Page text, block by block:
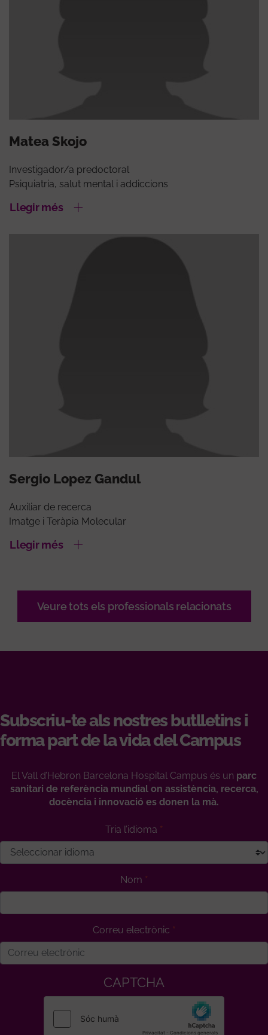
Matea Skojo
Investigador/a predoctoral
Psiquiatria, salut mental i addiccions
Llegir més
Sergio Lopez Gandul
Auxiliar de recerca
Imatge i Teràpia Molecular
Llegir més
Veure tots els professionals relacionats
Subscriu-te als nostres butlletins i
forma part de la vida del Campus
El Vall d’Hebron Barcelona Hospital Campus és un parc
sanitari de referència mundial on assistència, recerca,
docència i innovació es donen la mà.
Tria l’idioma
Nom
Correu electrònic
CAPTCHA